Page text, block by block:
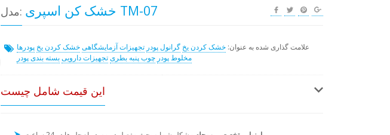
مدل: خشک کن اسپری TM-07
علامت گذاری شده به عنوان: خشک کردن یخ گرانول پودر تجهیزات آزمایشگاهیخشک کردن یخ پودرها
مخلوط پودر چوب پنبه بطریتجهیزات داروییبسته بندی پودر
این قیمت شامل چیست